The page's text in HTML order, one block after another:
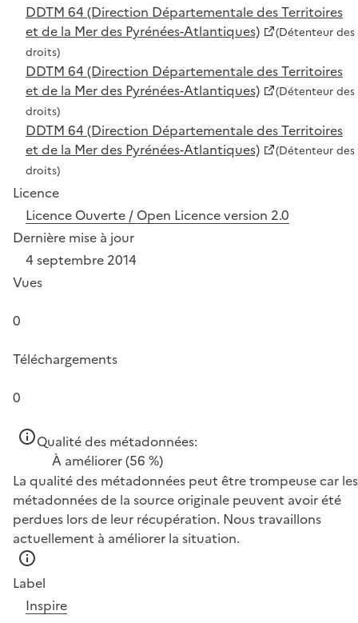
DDTM 64 (Direction Départementale des Territoires
et de la Mer des Pyrénées-Atlantiques)
(Détenteur des
droits)
DDTM 64 (Direction Départementale des Territoires
et de la Mer des Pyrénées-Atlantiques)
(Détenteur des
droits)
DDTM 64 (Direction Départementale des Territoires
et de la Mer des Pyrénées-Atlantiques)
(Détenteur des
droits)
Licence
Licence Ouverte / Open Licence version 2.0
Dernière mise à jour
4 septembre 2014
Vues
0
Téléchargements
0
Qualité des métadonnées:
À améliorer(56 %)
La qualité des métadonnées peut être trompeuse car les
métadonnées de la source originale peuvent avoir été
perdues lors de leur récupération. Nous travaillons
actuellement à améliorer la situation.
Label
Inspire